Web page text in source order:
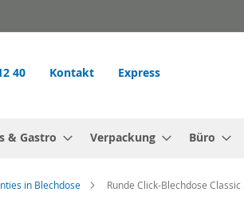
40 Kontakt Express
& Gastro Verpackung Büro
in Blechdose Runde Click-Blechdose